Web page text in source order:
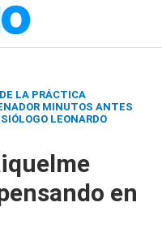
LA PRÁCTICA
MINUTOS ANTES
LEONARDO
en